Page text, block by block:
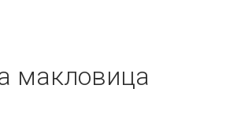
макловица